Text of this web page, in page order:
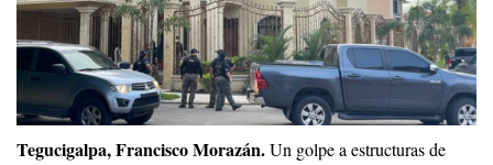
Tegucigalpa, Francisco Morazán.Un golpe a estructuras de